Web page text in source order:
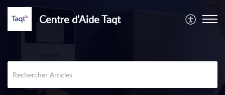
Centre d'Aide Taqt